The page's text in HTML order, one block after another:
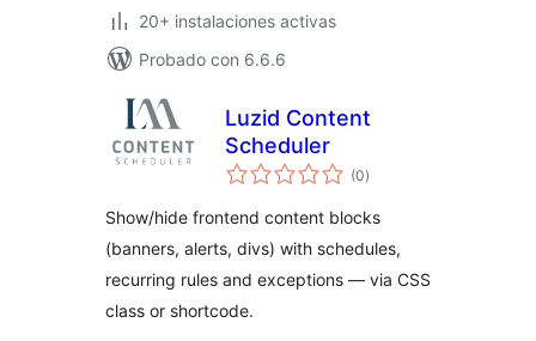
20+ instalaciones activas
Probado con 6.6.6
Luzid Content
Scheduler
(0valoraciones
en
)
Show/hide frontend content blocks
(banners, alerts, divs) with schedules,
recurring rules and exceptions — via CSS
class or shortcode.